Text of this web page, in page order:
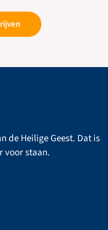
de Heilige Geest. Dat is
voor staan.